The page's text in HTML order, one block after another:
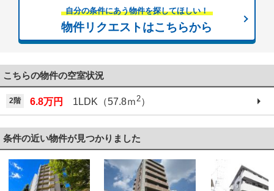
自分の条件にあう物件を探してほしい！
物件リクエストはこちらから
こちらの物件の空室状況
2階 6.8万円 1LDK（57.8ｍ2）
条件の近い物件が見つかりました